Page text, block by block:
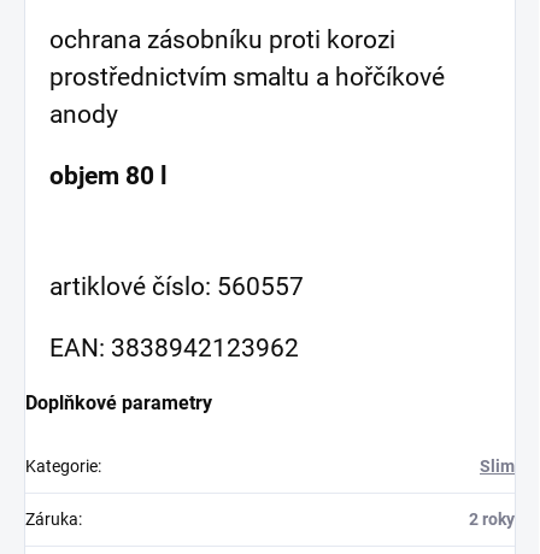
ochrana zásobníku proti korozi
prostřednictvím smaltu a hořčíkové
anody
objem 80 l
artiklové číslo: 560557
EAN: 3838942123962
Doplňkové parametry
Kategorie: Slim
Záruka: 2 roky